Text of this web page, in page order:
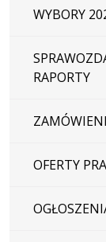
WYBORY
RAPORTY
OFERTY